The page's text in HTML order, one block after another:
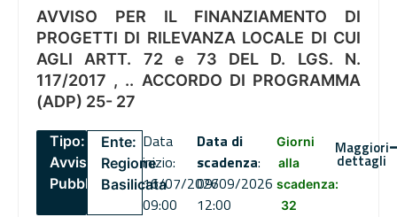
AVVISO PER IL FINANZIAMENTO DI
PROGETTI DI RILEVANZA LOCALE DI CUI
AGLI ARTT. 72 e 73 DEL D. LGS. N.
117/2017 , .. ACCORDO DI PROGRAMMA
(ADP) 25- 27
Tipo:
Avviso
Pubblico
Ente:
Regione
Basilicata
Data
inizio:
16/07/2026
09:00
Data di
scadenza:
09/09/2026
12:00
Giorni
alla
scadenza:
32
Maggiori
dettagli